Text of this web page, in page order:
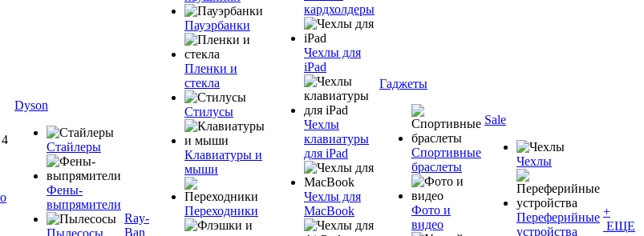
Dyson
Стайлеры
Фены-
выпрямители
Пылесосы
Ray-
Ban
Пауэрбанки
Пленки и
стекла
Стилусы
Клавиатуры и
мыши
Переходники
кардхолдеры
Чехлы для
iPad
Чехлы
клавиатуры
для iPad
Чехлы для
MacBook
Гаджеты
Спортивные
браслеты
Фото и
видео
Sale
Чехлы
Переферийные
устройства
+
ЕЩЕ